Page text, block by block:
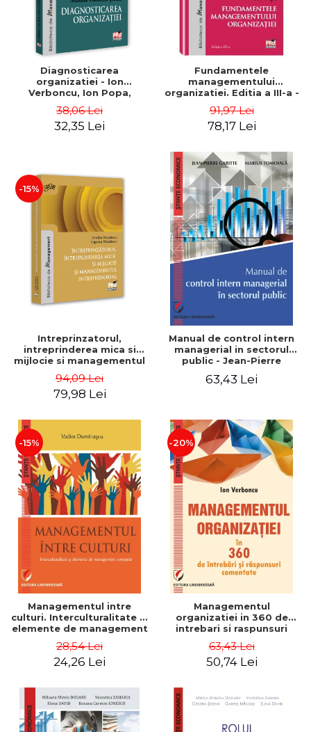
Diagnosticarea
organizatiei - Ion
Verboncu, Ion Popa,
38,06 Lei
32,35 Lei
Fundamentele
managementului
organizatiei. Editia a III-a -
91,97 Lei
78,17 Lei
-15%
Intreprinzatorul,
intreprinderea mica si
mijlocie si managementul
Nicolescu, Ciprian
Nicolescu
94,09 Lei
79,98 Lei
Manual de control intern
managerial in sectorul
public - Jean-Pierre
63,43 Lei
-15%
Managementul intre
culturi. Interculturalitate si
elemente de management
Dumitrascu
28,54 Lei
24,26 Lei
-20%
Managementul
organizatiei in 360 de
intrebari si raspunsuri
63,43 Lei
50,74 Lei